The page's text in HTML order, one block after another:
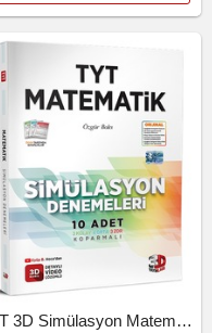
TYT 3D Simülasyon Matematik Denemeleri